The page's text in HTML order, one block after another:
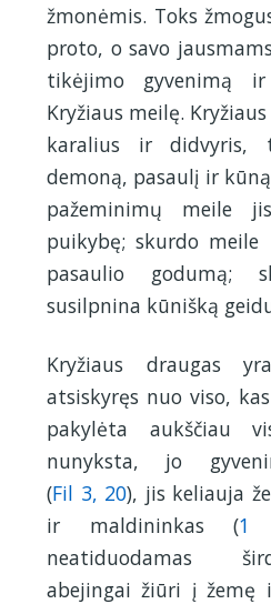
žmonėmis. Toks
proto, o savo
tikėjimo gyvenimą
Kryžiaus meilę.
karalius ir didvyris,
demoną, pasaulį ir
pažeminimų meile
puikybę; skurdo
pasaulio godumą;
susilpnina kūnišką
Kryžiaus draugas
atsiskyręs nuo viso,
pakylėta aukščiau
nunyksta, jo
(Fil 3, 20), jis keliauja
ir maldininkas (1
neatiduodamas
abejingai žiūri į žemę